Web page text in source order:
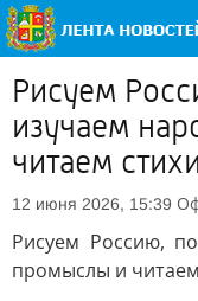
Рисуем
изучаем
читаем стихи
12 июня 2026, 15:39
Рисуем Россию,
промыслы и